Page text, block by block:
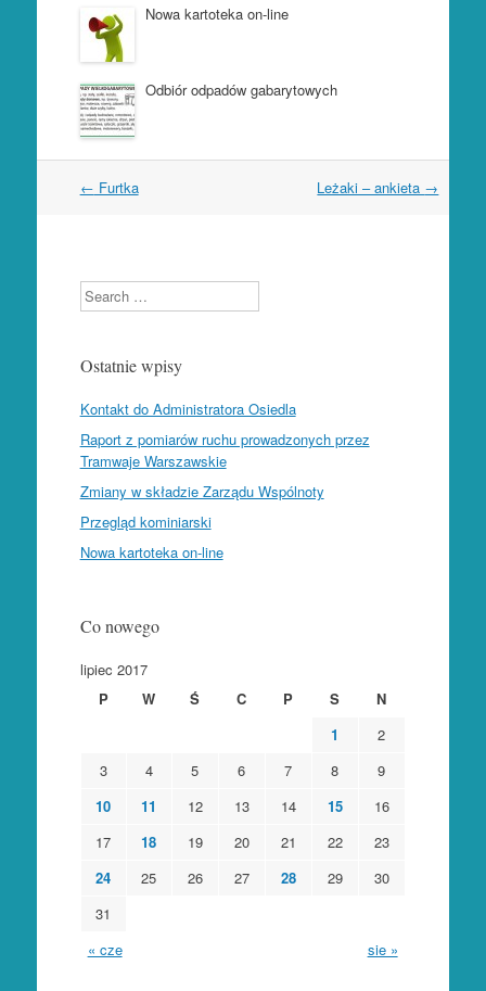
Nowa kartoteka on-line
Odbiór odpadów gabarytowych
Nawigacja wpisów
← Furtka Leżaki – ankieta →
Search
Ostatnie wpisy
Kontakt do Administratora Osiedla
Raport z pomiarów ruchu prowadzonych przez
Tramwaje Warszawskie
Zmiany w składzie Zarządu Wspólnoty
Przegląd kominiarski
Nowa kartoteka on-line
Co nowego
lipiec 2017
P
W Ś C P S N
« cze sie »
1
2
3
4 5 6 7 8
9
10
11 12 13 14 15
16
17
18 19 20 21 22
23
24
25 26 27 28 29
30
31